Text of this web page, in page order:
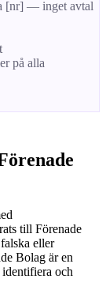
[nr] — inget avtal
på alla
till Förenade
eller
Bolag är en
och